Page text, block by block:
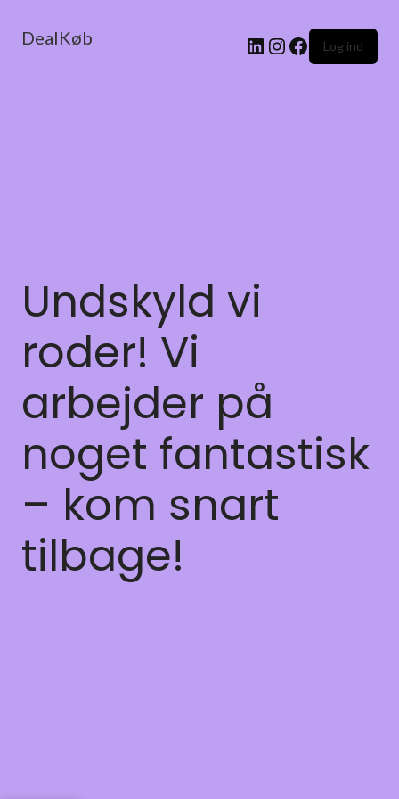
DealKøb Log ind
Undskyld vi
roder! Vi
arbejder på
noget fantastisk
– kom snart
tilbage!